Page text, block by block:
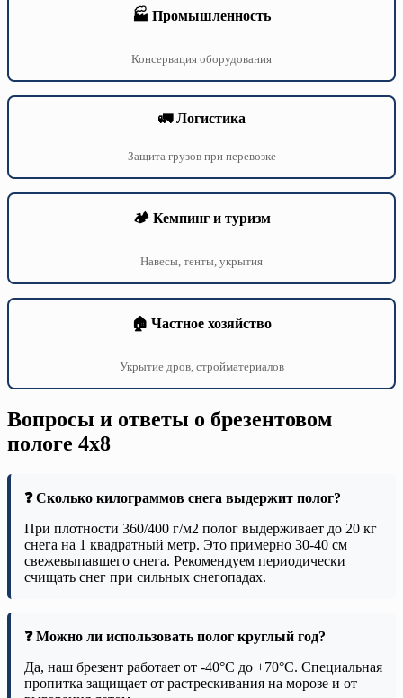
🏭 Промышленность
Консервация оборудования
🚛 Логистика
Защита грузов при перевозке
🏕️ Кемпинг и туризм
Навесы, тенты, укрытия
🏠 Частное хозяйство
Укрытие дров, стройматериалов
Вопросы и ответы о брезентовом
пологе 4х8
❓ Сколько килограммов снега выдержит полог?
При плотности 360/400 г/м2 полог выдерживает до 20 кг
снега на 1 квадратный метр. Это примерно 30-40 см
свежевыпавшего снега. Рекомендуем периодически
счищать снег при сильных снегопадах.
❓ Можно ли использовать полог круглый год?
Да, наш брезент работает от -40°C до +70°C. Специальная
пропитка защищает от растрескивания на морозе и от